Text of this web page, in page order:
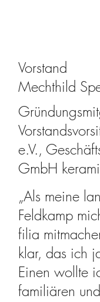
Vorstand
Mechthild
e.V.,
GmbH
„Als meine
Feldkamp
filia
klar, das ich
Einen wollte
familiären